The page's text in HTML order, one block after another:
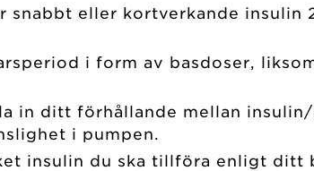
snabbt eller kortverkande insulin
i form av basdoser,
in ditt förhållande mellan
i pumpen.
insulin du ska tillföra enligt